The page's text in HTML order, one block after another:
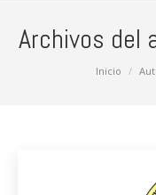
Archivos del
Inicio